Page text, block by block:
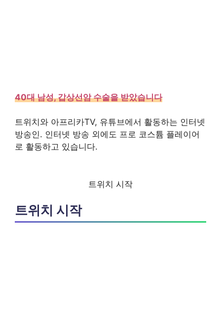
40대 남성, 갑상선암 수술을 받았습니다
트위치와 아프리카TV, 유튜브에서 활동하는 인터넷
방송인. 인터넷 방송 외에도 프로 코스튬 플레이어
로 활동하고 있습니다.
트위치 시작
트위치 시작